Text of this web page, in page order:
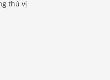
thú vị